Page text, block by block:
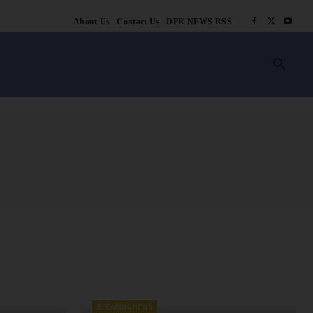
About Us Contact Us DPR NEWS RSS
BREAKING NEWS